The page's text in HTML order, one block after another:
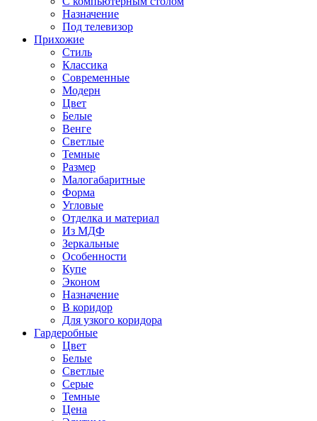
Назначение
Под телевизор
Прихожие
Стиль
Классика
Современные
Модерн
Цвет
Белые
Венге
Светлые
Темные
Размер
Малогабаритные
Форма
Угловые
Отделка и материал
Из МДФ
Зеркальные
Особенности
Купе
Эконом
Назначение
В коридор
Для узкого коридора
Гардеробные
Цвет
Белые
Светлые
Серые
Темные
Цена